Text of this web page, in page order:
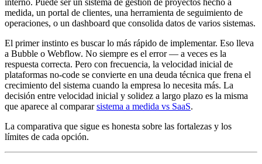
interno. Puede ser un sistema de gestión de proyectos hecho a
medida, un portal de clientes, una herramienta de seguimiento de
operaciones, o un dashboard que consolida datos de varios sistemas.
El primer instinto es buscar lo más rápido de implementar. Eso lleva
a Bubble o Webflow. No siempre es el error — a veces es la
respuesta correcta. Pero con frecuencia, la velocidad inicial de
plataformas no-code se convierte en una deuda técnica que frena el
crecimiento del sistema cuando la empresa lo necesita más. La
decisión entre velocidad inicial y solidez a largo plazo es la misma
que aparece al compararsistema a medida vs SaaS.
La comparativa que sigue es honesta sobre las fortalezas y los
límites de cada opción.